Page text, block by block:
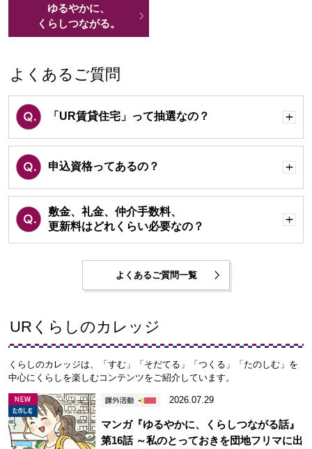
ゆるやかに、
くらしつながる。
よくあるご質問
「UR賃貸住宅」って抽選なの？
申込資格ってあるの？
敷金、礼金、仲介手数料、
更新料はどれくらい必要なの？
よくあるご質問一覧
URくらしのカレッジ
くらしのカレッジは、「すむ」「そだてる」「つくる」「たのしむ」を
中心にくらしを楽しむコンテンツをご紹介しています。
2026.07.29
マンガ『ゆるやかに、くらしつながる話』
第16話 ～私のとっておきを団地フリマに出